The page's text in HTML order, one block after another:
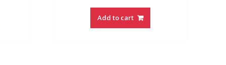
Add to cart